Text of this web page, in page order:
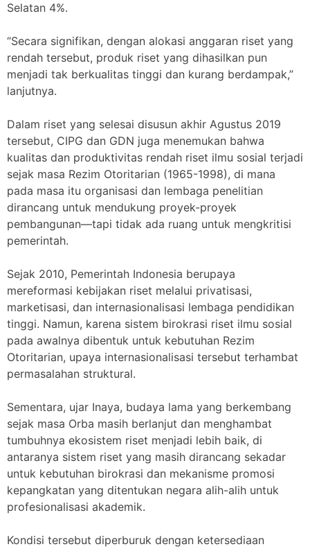
Selatan 4%.
“Secara signifikan, dengan alokasi anggaran riset yang
rendah tersebut, produk riset yang dihasilkan pun
menjadi tak berkualitas tinggi dan kurang berdampak,”
lanjutnya.
Dalam riset yang selesai disusun akhir Agustus 2019
tersebut, CIPG dan GDN juga menemukan bahwa
kualitas dan produktivitas rendah riset ilmu sosial terjadi
sejak masa Rezim Otoritarian (1965-1998), di mana
pada masa itu organisasi dan lembaga penelitian
dirancang untuk mendukung proyek-proyek
pembangunan—tapi tidak ada ruang untuk mengkritisi
pemerintah.
Sejak 2010, Pemerintah Indonesia berupaya
mereformasi kebijakan riset melalui privatisasi,
marketisasi, dan internasionalisasi lembaga pendidikan
tinggi. Namun, karena sistem birokrasi riset ilmu sosial
pada awalnya dibentuk untuk kebutuhan Rezim
Otoritarian, upaya internasionalisasi tersebut terhambat
permasalahan struktural.
Sementara, ujar Inaya, budaya lama yang berkembang
sejak masa Orba masih berlanjut dan menghambat
tumbuhnya ekosistem riset menjadi lebih baik, di
antaranya sistem riset yang masih dirancang sekadar
untuk kebutuhan birokrasi dan mekanisme promosi
kepangkatan yang ditentukan negara alih-alih untuk
profesionalisasi akademik.
Kondisi tersebut diperburuk dengan ketersediaan